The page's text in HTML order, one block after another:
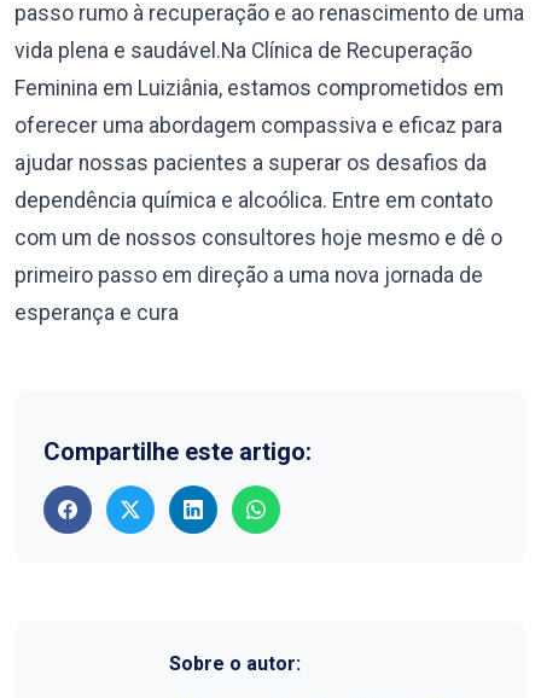
passo rumo à recuperação e ao renascimento de uma
vida plena e saudável.Na Clínica de Recuperação
Feminina em Luiziânia, estamos comprometidos em
oferecer uma abordagem compassiva e eficaz para
ajudar nossas pacientes a superar os desafios da
dependência química e alcoólica. Entre em contato
com um de nossos consultores hoje mesmo e dê o
primeiro passo em direção a uma nova jornada de
esperança e cura
Compartilhe este artigo:
Sobre o autor: